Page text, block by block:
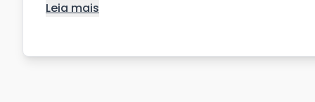
Leia mais